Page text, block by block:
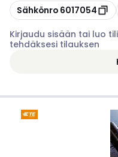
Kopioi
Sähkönro 6017054
Kirjaudu sisään tai luo
tehdäksesi tilauksen